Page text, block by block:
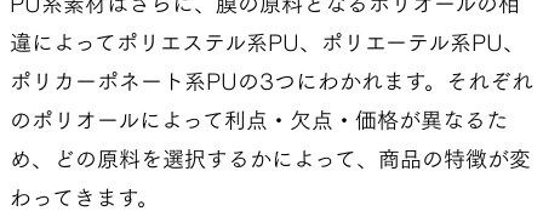
違によってポリエステル系PU、ポリエーテル系PU、
ポリカーポネート系PUの3つにわかれます。それぞれ
のポリオールによって利点・欠点・価格が異なるた
め、どの原料を選択するかによって、商品の特徴が変
わってきます。